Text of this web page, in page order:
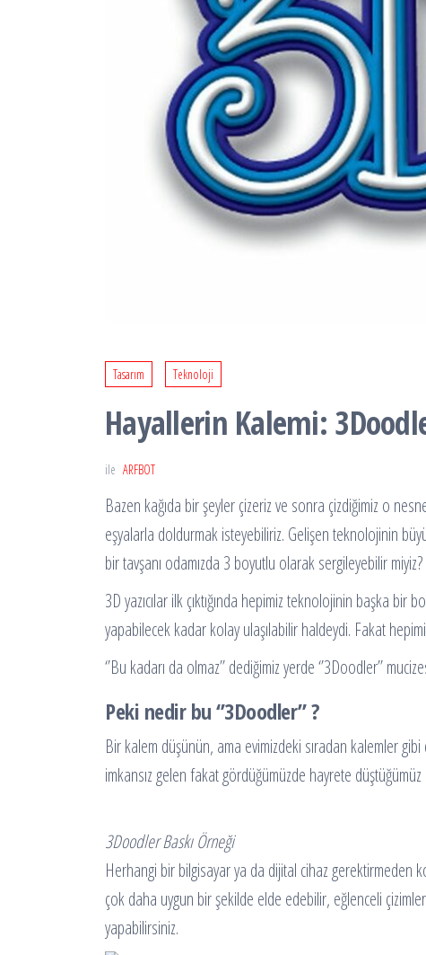
Tasarım Teknoloji
Hayallerin Kalemi:
ile ARFBOT
Bazen kağıda bir şeyler çizeriz ve sonra çizdiğimiz o
eşyalarla doldurmak isteyebiliriz. Gelişen teknolojinin
bir tavşanı odamızda 3 boyutlu olarak sergileyebilir miyiz?
3D yazıcılar ilk çıktığında hepimiz teknolojinin başka bir
yapabilecek kadar kolay ulaşılabilir haldeydi. Fakat
‘’Bu kadarı da olmaz’’ dediğimiz yerde ‘’3Doodler’’
Peki nedir bu ‘’3Doodler’’ ?
Bir kalem düşünün, ama evimizdeki sıradan kalemler
imkansız gelen fakat gördüğümüzde hayrete düştüğümüz
3Doodler Baskı Örneği
Herhangi bir bilgisayar ya da dijital cihaz gerektirmeden
çok daha uygun bir şekilde elde edebilir, eğlenceli
yapabilirsiniz.